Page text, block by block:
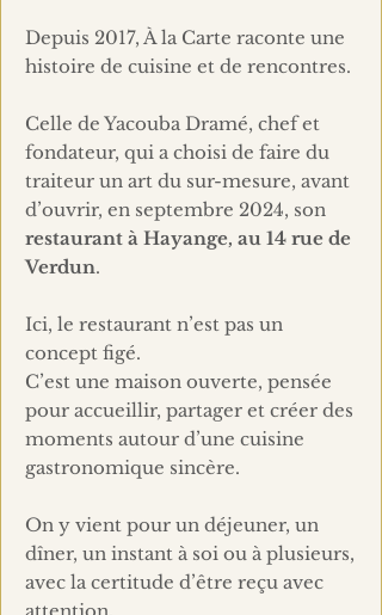
Depuis 2017, À la Carte raconte une
histoire de cuisine et de rencontres.
Celle de Yacouba Dramé, chef et
fondateur, qui a choisi de faire du
traiteur un art du sur-mesure, avant
d’ouvrir, en septembre 2024, son
restaurant à Hayange, au 14 rue de
Verdun.
Ici, le restaurant n’est pas un
concept figé.
C’est une maison ouverte, pensée
pour accueillir, partager et créer des
moments autour d’une cuisine
gastronomique sincère.
On y vient pour un déjeuner, un
dîner, un instant à soi ou à plusieurs,
avec la certitude d’être reçu avec